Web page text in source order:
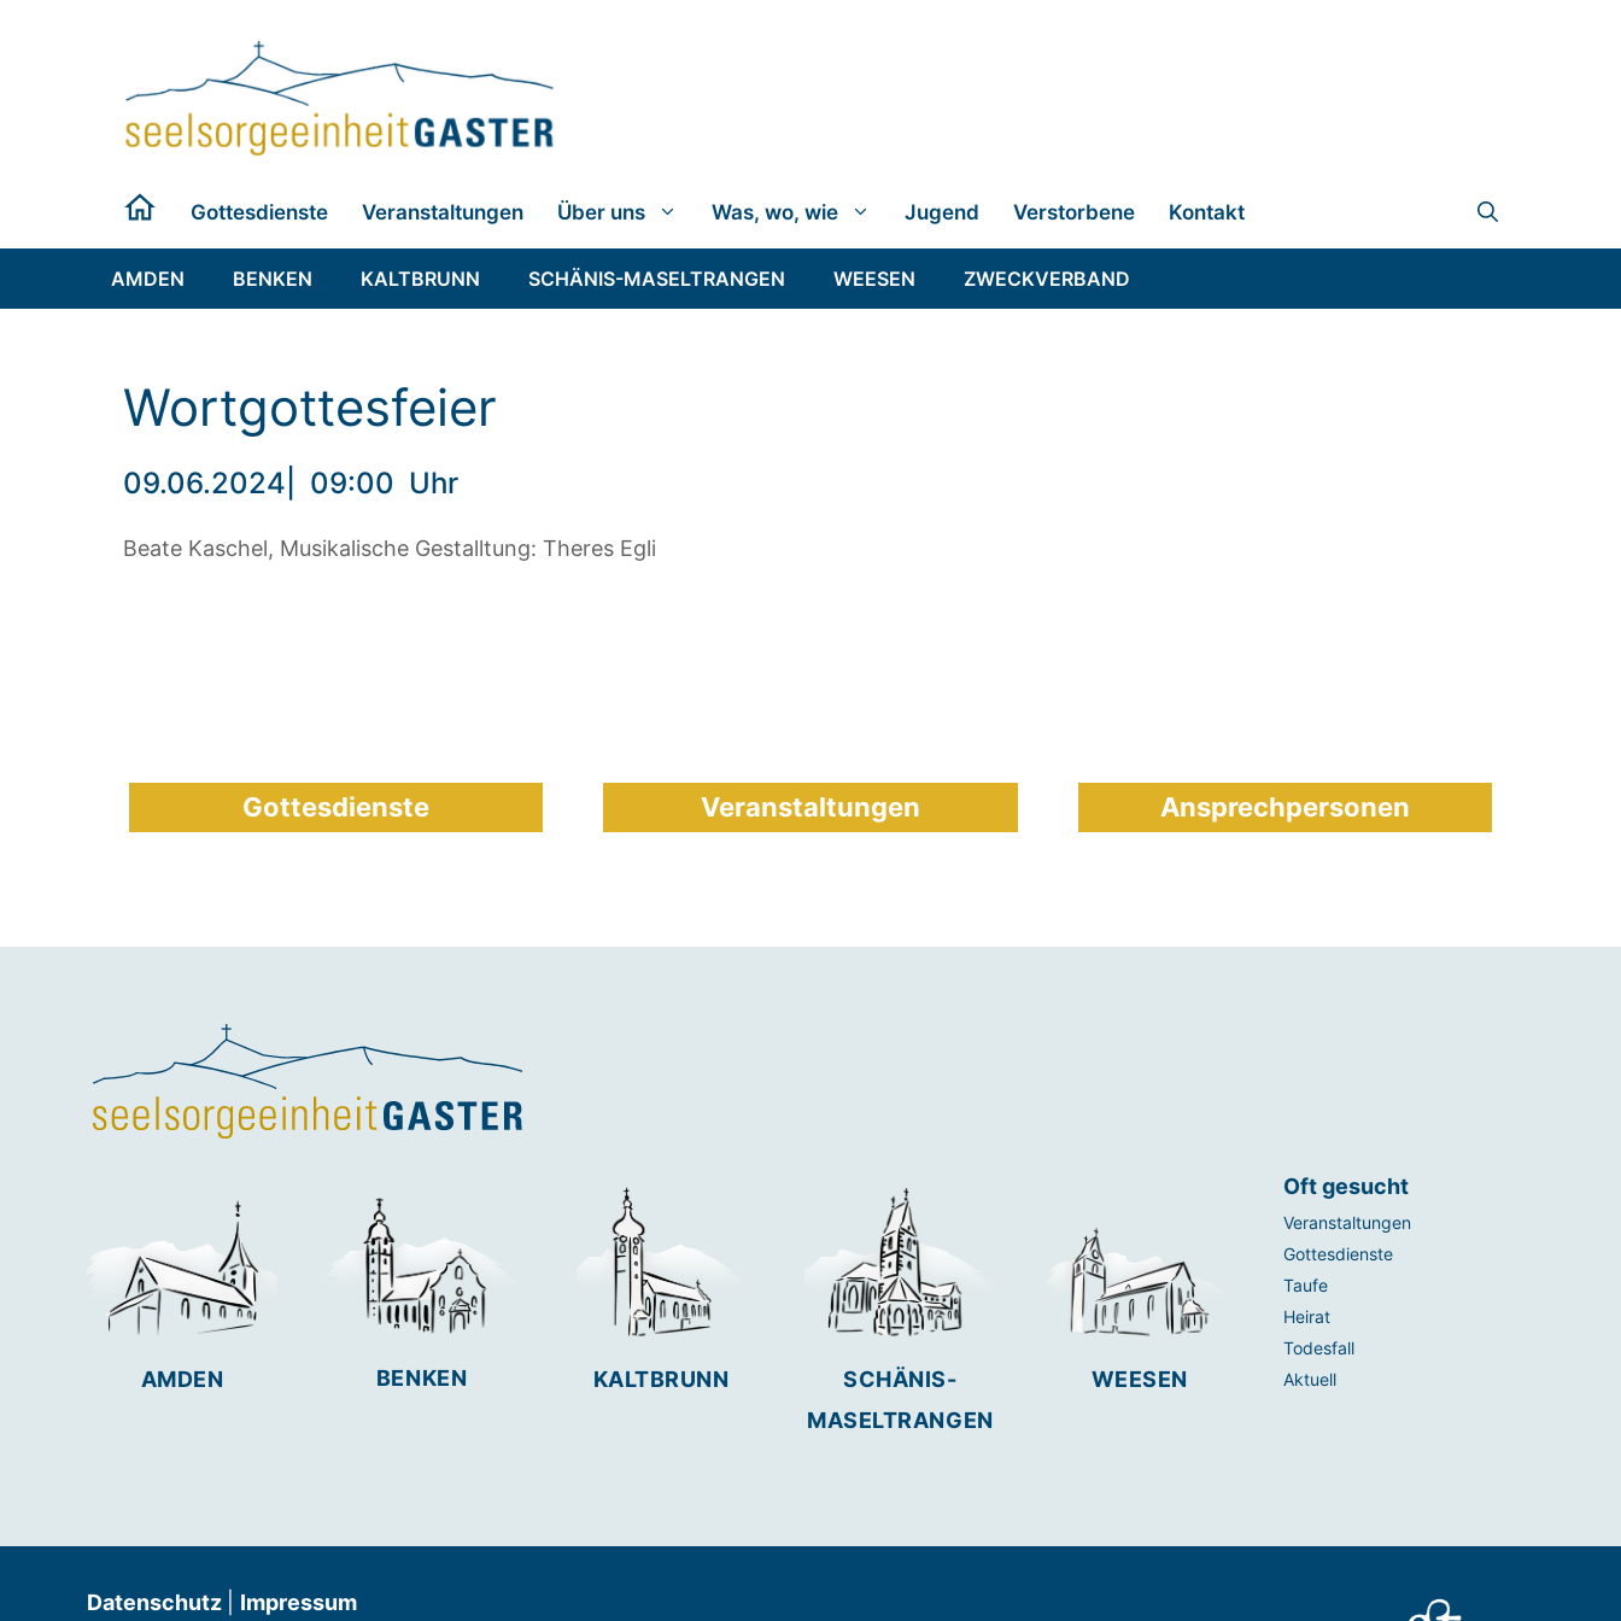
Gottesdienste Veranstaltungen Über uns Was, wo, wie Jugend Verstorbene Kontakt
AMDEN BENKEN KALTBRUNN SCHÄNIS-MASELTRANGEN WEESEN ZWECKVERBAND
Wortgottesfeier
09.06.2024 09:00 Uhr
Beate Kaschel, Musikalische Gestalltung: Theres Egli
Gottesdienste Veranstaltungen Ansprechpersonen
AMDEN BENKEN KALTBRUNN
SCHÄNIS-
MASELTRANGEN
WEESEN
Oft gesucht
Veranstaltungen
Gottesdienste
Taufe
Heirat
Todesfall
Aktuell
Datenschutz Impressum